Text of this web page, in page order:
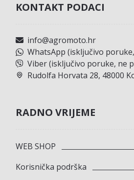
KONTAKT PODACI
info@agromoto.hr
WhatsApp (isključivo
Viber (isključivo poruke, ne
Rudolfa Horvata 28, 48000
RADNO VRIJEME
WEB SHOP
Korisnička podrška